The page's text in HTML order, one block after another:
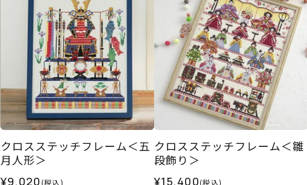
クロスステッチフレーム＜五
月人形＞
¥9,020(税込)
クロスステッチフレーム＜雛
段飾り＞
¥15,400(税込)